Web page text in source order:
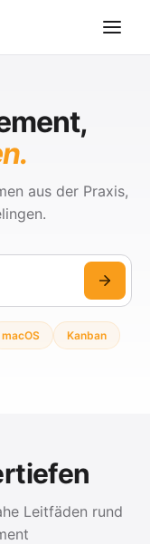
aus der Praxis,
macOS Kanban
Leitfäden rund